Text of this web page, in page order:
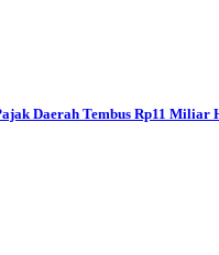
Daerah Tembus Rp11 Miliar